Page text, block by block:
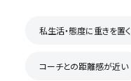
私生活・態度に重きを置く
コーチとの距離感が近い